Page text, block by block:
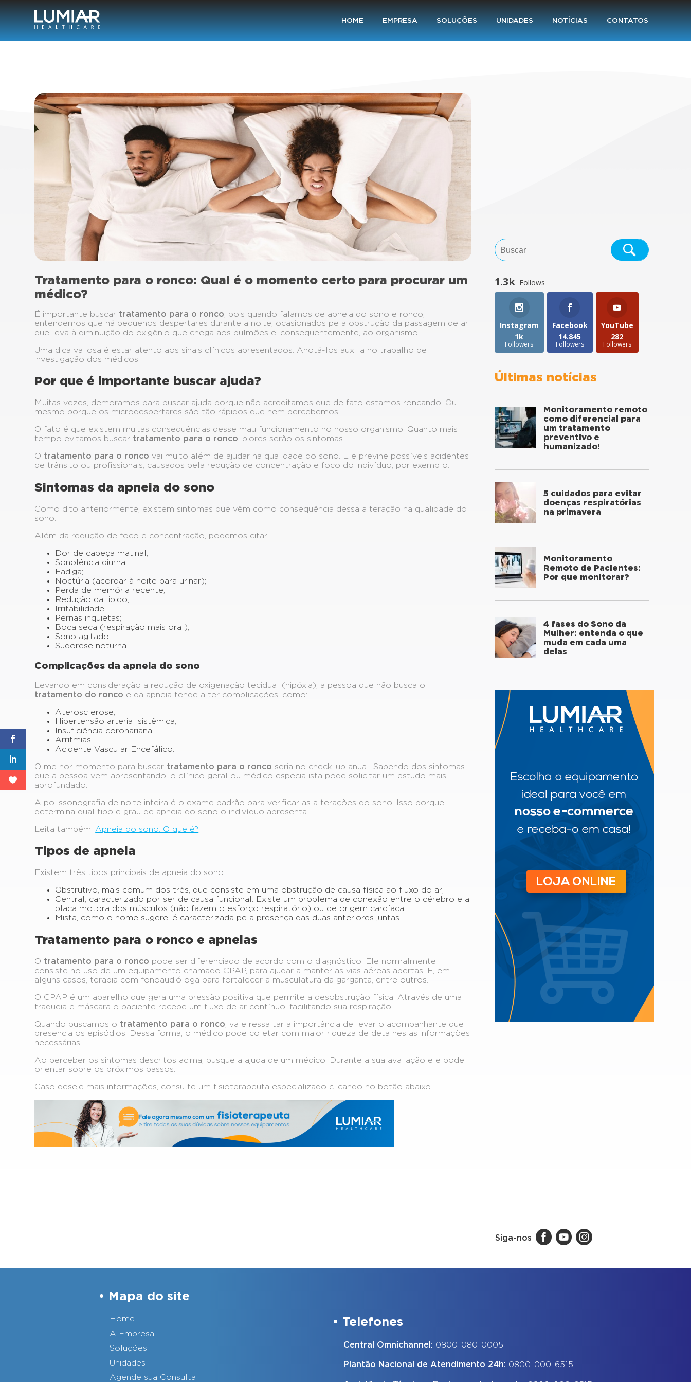
HOME EMPRESA SOLUÇÕES UNIDADES NOTÍCIAS CONTATOS
Tratamento para o ronco: Qual é o momento certo para procurar um
médico?
É importante buscar tratamento para o ronco , pois quando falamos de apneia do sono e ronco,
entendemos que há pequenos despertares durante a noite, ocasionados pela obstrução da passagem de ar
que leva à diminuição do oxigênio que chega aos pulmões e, consequentemente, ao organismo.
Uma dica valiosa é estar atento aos sinais clínicos apresentados. Anotá-los auxilia no trabalho de
investigação dos médicos.
Por que é importante buscar ajuda?
Muitas vezes, demoramos para buscar ajuda porque não acreditamos que de fato estamos roncando. Ou
mesmo porque os microdespertares são tão rápidos que nem percebemos.
O fato é que existem muitas consequências desse mau funcionamento no nosso organismo. Quanto mais
tempo evitamos buscar tratamento para o ronco, piores serão os sintomas.
O tratamento para o ronco vai muito além de ajudar na qualidade do sono. Ele previne possíveis acidentes
de trânsito ou profissionais, causados pela redução de concentração e foco do indivíduo, por exemplo.
Sintomas da apneia do sono
Como dito anteriormente, existem sintomas que vêm como consequência dessa alteração na qualidade do
sono.
Além da redução de foco e concentração, podemos citar:
Dor de cabeça matinal;
Sonolência diurna;
Fadiga;
Noctúria (acordar à noite para urinar);
Perda de memória recente;
Redução da libido;
Irritabilidade;
Pernas inquietas;
Boca seca (respiração mais oral);
Sono agitado;
Sudorese noturna.
Complicações da apneia do sono
Levando em consideração a redução de oxigenação tecidual (hipóxia), a pessoa que não busca o
tratamento do ronco e da apneia tende a ter complicações, como:
Aterosclerose;
Hipertensão arterial sistêmica;
Insuficiência coronariana;
Arritmias;
Acidente Vascular Encefálico.
O melhor momento para buscar tratamento para o ronco seria no check-up anual. Sabendo dos sintomas
que a pessoa vem apresentando, o clínico geral ou médico especialista pode solicitar um estudo mais
aprofundado.
A polissonografia de noite inteira é o exame padrão para verificar as alterações do sono. Isso porque
determina qual tipo e grau de apneia do sono o indivíduo apresenta.
Leita também: Apneia do sono: O que é?
Tipos de apneia
Existem três tipos principais de apneia do sono:
Obstrutivo, mais comum dos três, que consiste em uma obstrução de causa física ao fluxo do ar;
Central, caracterizado por ser de causa funcional. Existe um problema de conexão entre o cérebro e a
placa motora dos músculos (não fazem o esforço respiratório) ou de origem cardíaca;
Mista, como o nome sugere, é caracterizada pela presença das duas anteriores juntas.
Tratamento para o ronco e apneias
O tratamento para o ronco pode ser diferenciado de acordo com o diagnóstico. Ele normalmente
consiste no uso de um equipamento chamado CPAP, para ajudar a manter as vias aéreas abertas. E, em
alguns casos, terapia com fonoaudióloga para fortalecer a musculatura da garganta, entre outros.
O CPAP é um aparelho que gera uma pressão positiva que permite a desobstrução física. Através de uma
traqueia e máscara o paciente recebe um fluxo de ar contínuo, facilitando sua respiração.
Quando buscamos o tratamento para o ronco, vale ressaltar a importância de levar o acompanhante que
presencia os episódios. Dessa forma, o médico pode coletar com maior riqueza de detalhes as informações
necessárias.
Ao perceber os sintomas descritos acima, busque a ajuda de um médico. Durante a sua avaliação ele pode
orientar sobre os próximos passos.
Caso deseje mais informações, consulte um fisioterapeuta especializado clicando no botão abaixo.
1.3k Follows
Instagram
1k
Followers
Facebook
14.845
Followers
YouTube
282
Followers
Últimas notícias
Monitoramento remoto
como diferencial para
um tratamento
preventivo e
humanizado!
5 cuidados para evitar
doenças respiratórias
na primavera
Monitoramento
Remoto de Pacientes:
Por que monitorar?
4 fases do Sono da
Mulher: entenda o que
muda em cada uma
delas
Siga-nos
Mapa do site
Home
A Empresa
Soluções
Unidades
Agende sua Consulta
Telefones
Central Omnichannel: 0800-080-0005
Plantão Nacional de Atendimento 24h: 0800-000-6515